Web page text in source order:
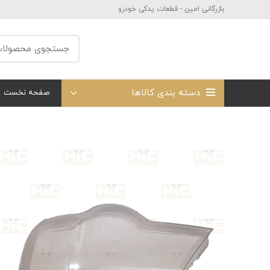
بازرگانی امین - قطعات یدکی خودرو
دسته بندی کالاها صفحه نخست